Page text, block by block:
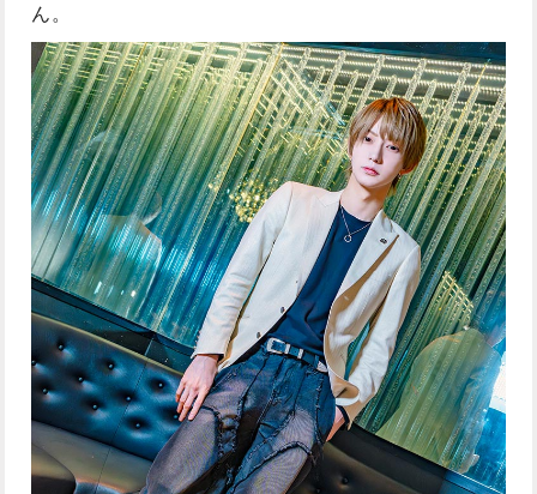
ん。